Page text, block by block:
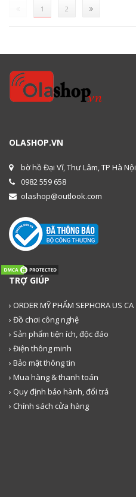
1 (current)
2
OLASHOP.VN
bờ hồ Đại Vĩ, Thư Lâm, TP Hà Nội
0982 559 658
olashop@outlook.com
TRỢ GIÚP
› ORDER MỸ PHẨM SEPHORA US CA
› Đồ chơi công nghệ
› Sản phẩm tiện ích, độc đáo
› Điện thông minh
› Bảo mật thông tin
› Mua hàng & thanh toán
› Quy định bảo hành, đổi trả
› Chính sách cửa hàng